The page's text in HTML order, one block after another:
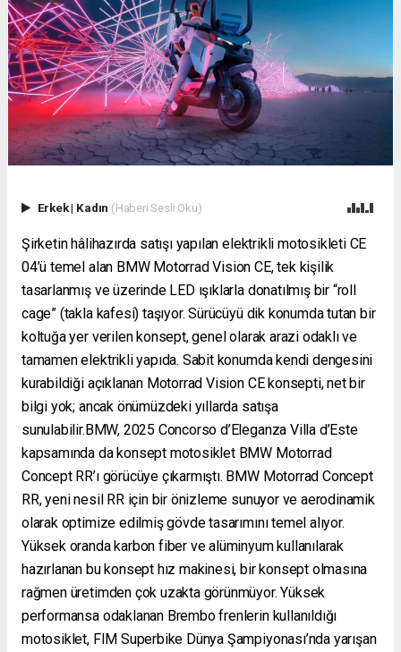
Erkek| Kadın (Haberi Sesli Oku)
Şirketin hâlihazırda satışı yapılan elektrikli motosikleti CE
04’ü temel alan BMW Motorrad Vision CE, tek kişilik
tasarlanmış ve üzerinde LED ışıklarla donatılmış bir “roll
cage” (takla kafesi) taşıyor. Sürücüyü dik konumda tutan bir
koltuğa yer verilen konsept, genel olarak arazi odaklı ve
tamamen elektrikli yapıda. Sabit konumda kendi dengesini
kurabildiği açıklanan Motorrad Vision CE konsepti, net bir
bilgi yok; ancak önümüzdeki yıllarda satışa
sunulabilir.BMW, 2025 Concorso d’Eleganza Villa d’Este
kapsamında da konsept motosiklet BMW Motorrad
Concept RR’ı görücüye çıkarmıştı. BMW Motorrad Concept
RR, yeni nesil RR için bir önizleme sunuyor ve aerodinamik
olarak optimize edilmiş gövde tasarımını temel alıyor.
Yüksek oranda karbon fiber ve alüminyum kullanılarak
hazırlanan bu konsept hız makinesi, bir konsept olmasına
rağmen üretimden çok uzakta görünmüyor. Yüksek
performansa odaklanan Brembo frenlerin kullanıldığı
motosiklet, FIM Superbike Dünya Şampiyonası’nda yarışan